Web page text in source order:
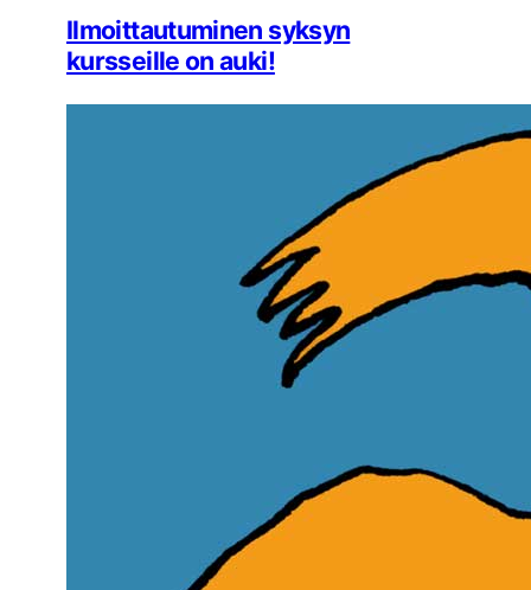
Ilmoittautuminen syksyn
kursseille on auki!